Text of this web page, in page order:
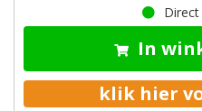
Direct
In
klik hier